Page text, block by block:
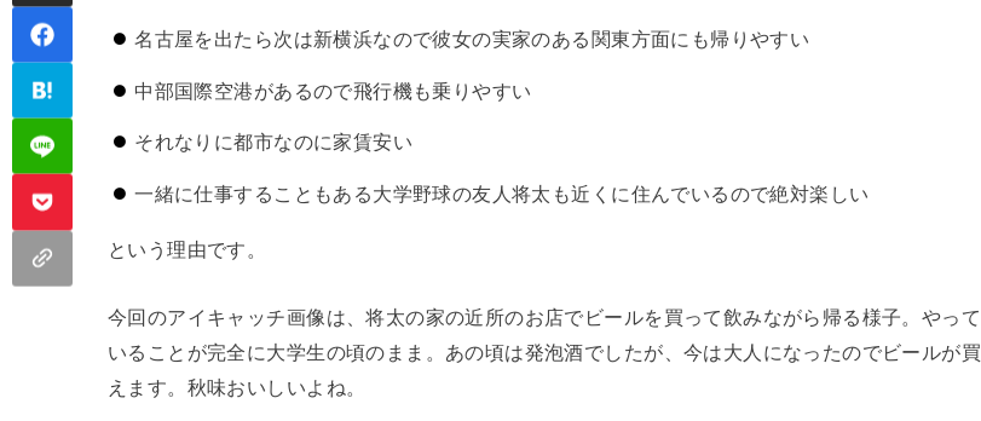
名古屋を出たら次は新横浜なので彼女の実家のある関東方面にも帰りやすい
中部国際空港があるので飛行機も乗りやすい
それなりに都市なのに家賃安い
一緒に仕事することもある大学野球の友人将太も近くに住んでいるので絶対楽しい
という理由です。
今回のアイキャッチ画像は、将太の家の近所のお店でビールを買って飲みながら帰る様子。やって
いることが完全に大学生の頃のまま。あの頃は発泡酒でしたが、今は大人になったのでビールが買
えます。秋味おいしいよね。